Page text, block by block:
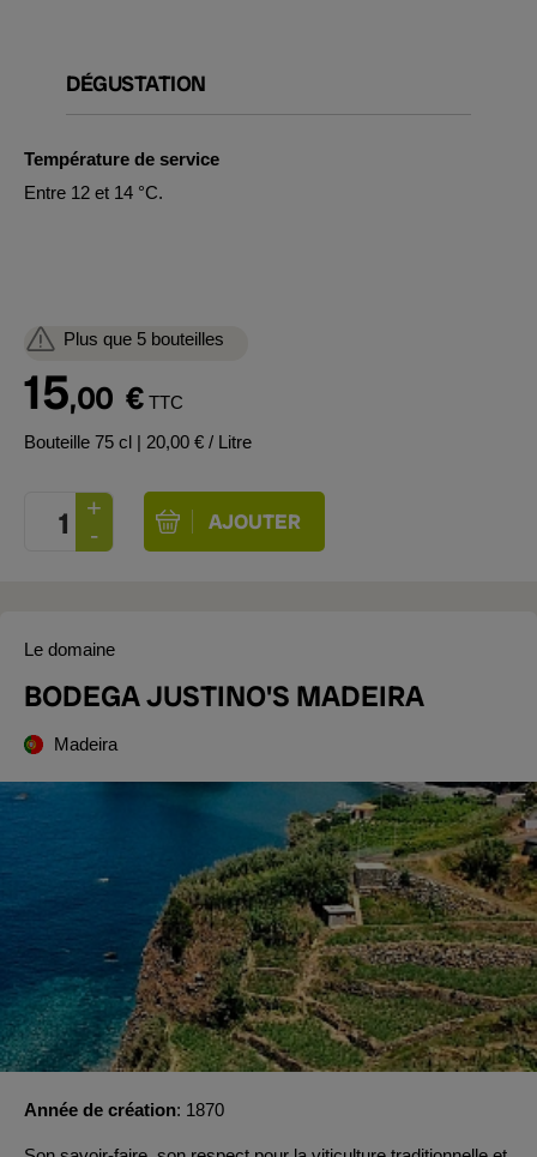
DÉGUSTATION
Température de service
Entre 12 et 14 °C.
Plus que 5 bouteilles
15,00 € TTC
Bouteille 75 cl | 20,00 € / Litre
Le domaine
BODEGA JUSTINO'S MADEIRA
Madeira
Année de création 1870